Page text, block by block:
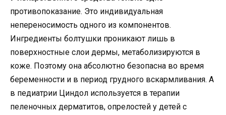
противопоказание. Это индивидуальная
непереносимость одного из компонентов.
Ингредиенты болтушки проникают лишь в
поверхностные слои дермы, метаболизируются в
коже. Поэтому она абсолютно безопасна во время
беременности и в период грудного вскармливания. А
в педиатрии Циндол используется в терапии
пеленочных дерматитов, опрелостей у детей с